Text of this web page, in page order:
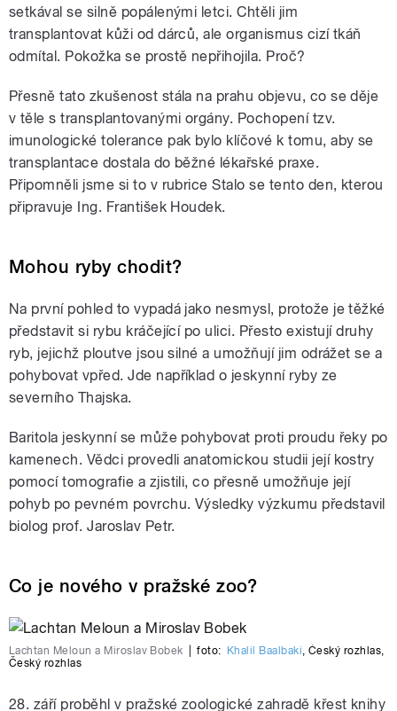
setkával se silně popálenými letci. Chtěli jim
transplantovat kůži od dárců, ale organismus cizí tkáň
odmítal. Pokožka se prostě nepřihojila. Proč?
Přesně tato zkušenost stála na prahu objevu, co se děje
v těle s transplantovanými orgány. Pochopení tzv.
imunologické tolerance pak bylo klíčové k tomu, aby se
transplantace dostala do běžné lékařské praxe.
Připomněli jsme si to v rubrice Stalo se tento den, kterou
připravuje Ing. František Houdek.
Mohou ryby chodit?
Na první pohled to vypadá jako nesmysl, protože je těžké
představit si rybu kráčející po ulici. Přesto existují druhy
ryb, jejichž ploutve jsou silné a umožňují jim odrážet se a
pohybovat vpřed. Jde například o jeskynní ryby ze
severního Thajska.
Baritola jeskynní se může pohybovat proti proudu řeky po
kamenech. Vědci provedli anatomickou studii její kostry
pomocí tomografie a zjistili, co přesně umožňuje její
pohyb po pevném povrchu. Výsledky výzkumu představil
biolog prof. Jaroslav Petr.
Co je nového v pražské zoo?
Lachtan Meloun a Miroslav Bobek foto: Khalil Baalbaki, Český rozhlas,
Český rozhlas
28. září proběhl v pražské zoologické zahradě křest knihy